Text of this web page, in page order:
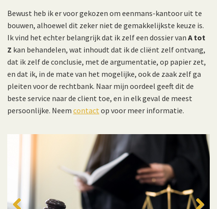
Bewust heb ik er voor gekozen om eenmans-kantoor uit te
bouwen, alhoewel dit zeker niet de gemakkelijkste keuze is.
Ik vind het echter belangrijk dat ik zelf een dossier van A tot
Z kan behandelen, wat inhoudt dat ik de cliënt zelf ontvang,
dat ik zelf de conclusie, met de argumentatie, op papier zet,
en dat ik, in de mate van het mogelijke, ook de zaak zelf ga
pleiten voor de rechtbank. Naar mijn oordeel geeft dit de
beste service naar de client toe, en in elk geval de meest
persoonlijke. Neem contact op voor meer informatie.